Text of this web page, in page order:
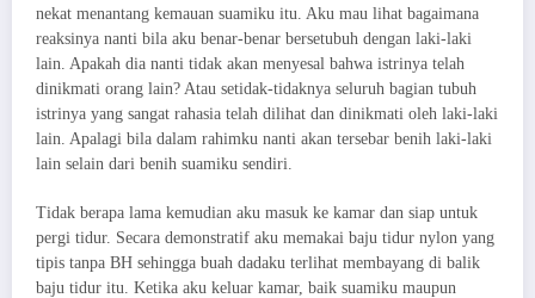
nekat menantang kemauan suamiku itu. Aku mau lihat bagaimana
reaksinya nanti bila aku benar-benar bersetubuh dengan laki-laki
lain. Apakah dia nanti tidak akan menyesal bahwa istrinya telah
dinikmati orang lain? Atau setidak-tidaknya seluruh bagian tubuh
istrinya yang sangat rahasia telah dilihat dan dinikmati oleh laki-laki
lain. Apalagi bila dalam rahimku nanti akan tersebar benih laki-laki
lain selain dari benih suamiku sendiri.
Tidak berapa lama kemudian aku masuk ke kamar dan siap untuk
pergi tidur. Secara demonstratif aku memakai baju tidur nylon yang
tipis tanpa BH sehingga buah dadaku terlihat membayang di balik
baju tidur itu. Ketika aku keluar kamar, baik suamiku maupun